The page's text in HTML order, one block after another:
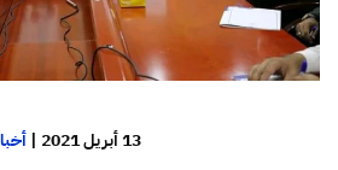
13 أبريل 2021 |